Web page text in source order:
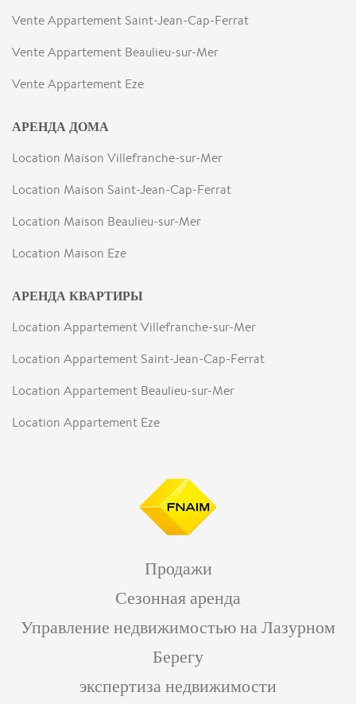
Vente Appartement Saint-Jean-Cap-Ferrat
Vente Appartement Beaulieu-sur-Mer
Vente Appartement Eze
АРЕНДА ДОМА
Location Maison Villefranche-sur-Mer
Location Maison Saint-Jean-Cap-Ferrat
Location Maison Beaulieu-sur-Mer
Location Maison Eze
АРЕНДА КВАРТИРЫ
Location Appartement Villefranche-sur-Mer
Location Appartement Saint-Jean-Cap-Ferrat
Location Appartement Beaulieu-sur-Mer
Location Appartement Eze
Продажи
Сезонная аренда
Управление недвижимостью на Лазурном
Берегу
экспертиза недвижимости